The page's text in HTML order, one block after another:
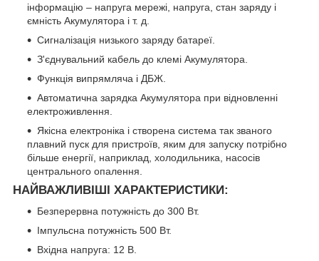
інформацію – напруга мережі, напруга, стан заряду і
ємність Акумулятора і т. д.
Сигналізація низького заряду батареї.
З'єднувальний кабель до клемі Акумулятора.
Функція випрямляча і ДБЖ.
Автоматична зарядка Акумулятора при відновленні
електроживлення.
Якісна електроніка і створена система так званого
плавний пуск для пристроїв, яким для запуску потрібно
більше енергії, наприклад, холодильника, насосів
центрального опалення.
НАЙВАЖЛИВІШІ ХАРАКТЕРИСТИКИ:
Безперервна потужність до 300 Вт.
Імпульсна потужність 500 Вт.
Вхідна напруга: 12 В.